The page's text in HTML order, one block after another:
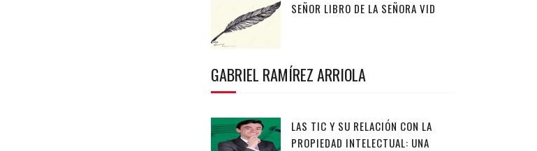
SEÑOR LIBRO DE LA SEÑORA VID
GABRIEL RAMÍREZ ARRIOLA
LAS TIC Y SU RELACIÓN CON LA
PROPIEDAD INTELECTUAL: UNA